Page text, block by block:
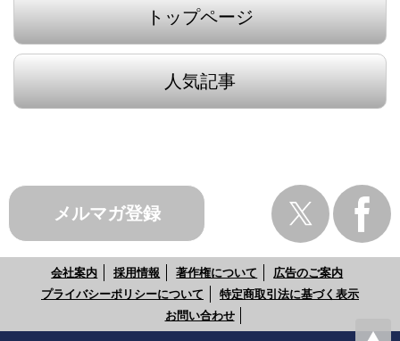
トップページ
人気記事
メルマガ登録
会社案内 採用情報 著作権について
広告のご案内
プライバシーポリシーについて
特定商取引法に基づく表示
お問い合わせ